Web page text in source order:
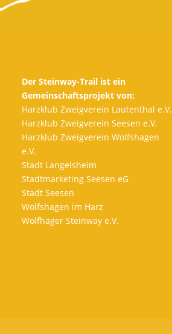
Der Steinway-Trail ist ein
Gemeinschaftsprojekt von:
Harzklub Zweigverein Lautenthal e.V.
Harzklub Zweigverein Seesen e.V.
Harzklub Zweigverein Wolfshagen
e.V.
Stadt Langelsheim
Stadtmarketing Seesen eG
Stadt Seesen
Wolfshagen im Harz
Wolfhäger Steinway e.V.